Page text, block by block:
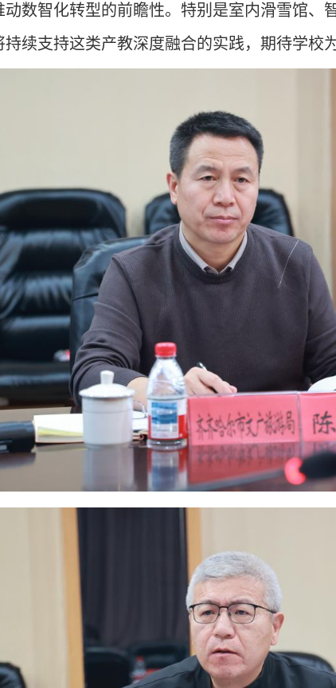
动数智化转型的前瞻性。特别是室内滑雪馆、
续支持这类产教深度融合的实践，期待学校